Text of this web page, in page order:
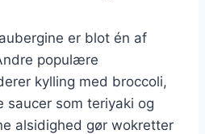
er blot én af
populære
kylling med broccoli,
saucer som teriyaki og
alsidighed gør wokretter